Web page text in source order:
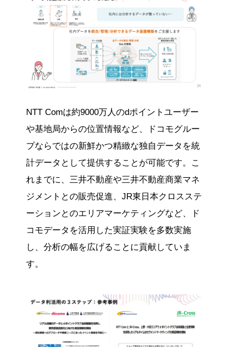
NTT Comは約9000万人のdポイントユーザー
や基地局からの位置情報など、ドコモグルー
プならではの新鮮かつ精緻な独自データを統
計データとして提供することが可能です。こ
れまでに、三井不動産や三井不動産商業マネ
ジメントとの販売促進、JR東日本クロスステ
ーションとのエリアマーケティングなど、ド
コモデータを活用した実証実験を多数実施
し、分析の幅を広げることに貢献していま
す。